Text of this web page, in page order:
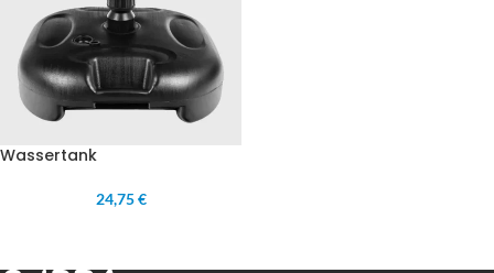
Wassertank
24,75 €